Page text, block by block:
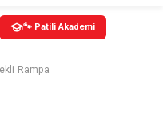
🐾 Patili Akademi
Rampa